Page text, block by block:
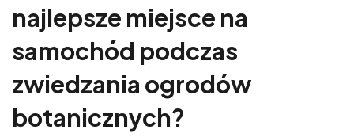
najlepsze miejsce na
samochód podczas
zwiedzania ogrodów
botanicznych?